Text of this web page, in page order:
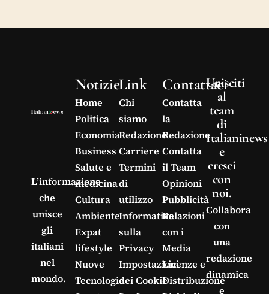
L’informazione
che
unisce
gli
italiani
nel
mondo.
Notizie
Home
Politica
Economia
Business
Salute e
medicina
Cultura
Ambiente
Expat
lifestyle
Nuove
Tecnologie
Link
Chi
siamo
Redazione
Carriere
Termini
di
utilizzo
Informativa
sulla
Privacy
Impostazioni
dei Cookie
Contattaci
Contatta
la
Redazione
Contatta
il Team
Opinioni
Pubblicità
Relazioni
con i
Media
Licenze e
Distribuzione
Unisciti
al
team
di
Italianinews
e
cresci
con
noi.
Collabora
con
una
redazione
dinamica
e